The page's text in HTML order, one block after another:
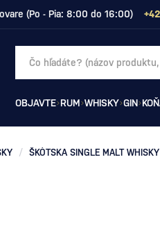
(Po - Pia: 8:00 do 16:00)
OBJAVTE RUM WHISKY GIN
/ ŠKÓTSKA SINGLE MALT WHISKY